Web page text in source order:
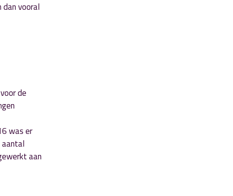
vooral
de
was er
aantal
aan